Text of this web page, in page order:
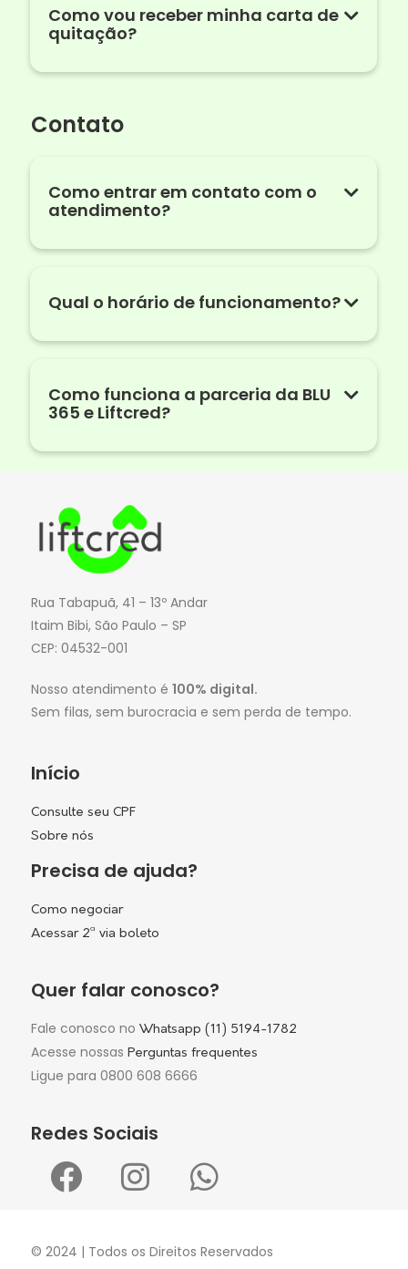
Como vou receber minha carta de
quitação?
Contato
Como entrar em contato com o
atendimento?
Qual o horário de funcionamento?
Como funciona a parceria da BLU
365 e Liftcred?
Rua Tabapuã, 41 – 13º Andar
Itaim Bibi, São Paulo – SP
CEP: 04532-001
Nosso atendimento é 100% digital.
Sem filas, sem burocracia e sem perda de tempo.
Início
Consulte seu CPF
Sobre nós
Precisa de ajuda?
Como negociar
Acessar 2ª via boleto
Quer falar conosco?
Fale conosco no Whatsapp (11) 5194-1782
Acesse nossas Perguntas frequentes
Ligue para 0800 608 6666
Redes Sociais
© 2024 | Todos os Direitos Reservados